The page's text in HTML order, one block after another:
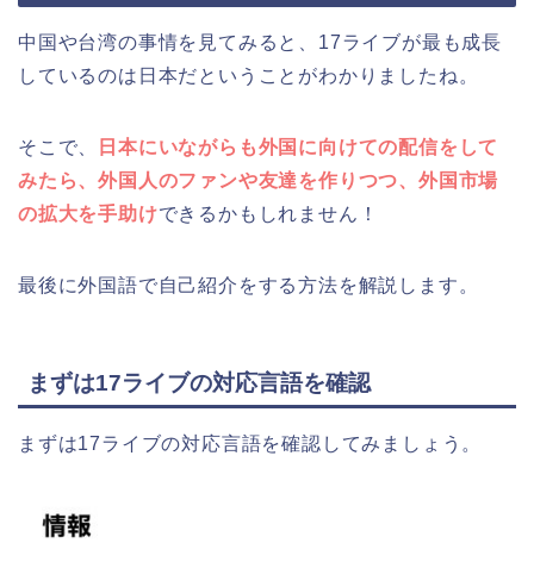
中国や台湾の事情を見てみると、17ライブが最も成長
しているのは日本だということがわかりましたね。
そこで、
日本にいながらも外国に向けての配信をして
みたら、外国人のファンや友達を作りつつ、外国市場
の拡大を手助けできるかもしれません！
最後に外国語で自己紹介をする方法を解説します。
まずは17ライブの対応言語を確認
まずは17ライブの対応言語を確認してみましょう。